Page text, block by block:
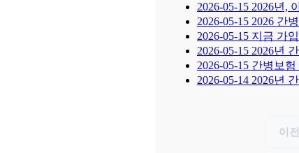
2026-05-15 2026년,
2026-05-15 2026 간
2026-05-15 지금 가
2026-05-15 2026년
2026-05-15 간병보험
2026-05-14 2026년
이전